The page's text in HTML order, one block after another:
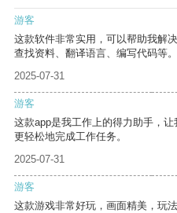
游客
这款软件非常实用，可以帮助我解
查找资料、翻译语言、编写代码等。
2025-07-31
游客
这款app是我工作上的得力助手，
更轻松地完成工作任务。
2025-07-31
游客
这款游戏非常好玩，画面精美，玩